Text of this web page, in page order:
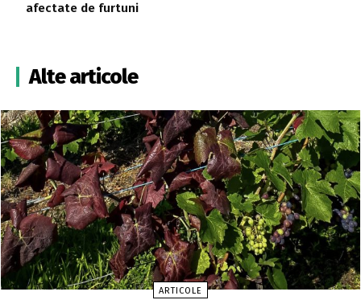
afectate de furtuni
Alte articole
ARTICOLE